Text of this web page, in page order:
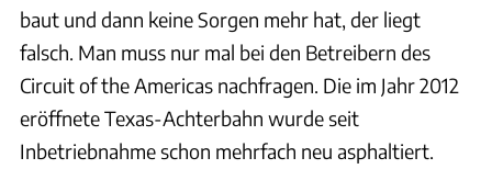
baut und dann keine Sorgen mehr hat, der liegt
falsch. Man muss nur mal bei den Betreibern des
Circuit of the Americas nachfragen. Die im Jahr 2012
eröffnete Texas-Achterbahn wurde seit
Inbetriebnahme schon mehrfach neu asphaltiert.